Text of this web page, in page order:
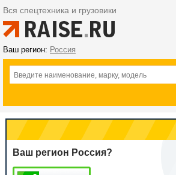
Вся спецтехника и грузовики
Ваш регион: Россия
Ваш регион Россия?